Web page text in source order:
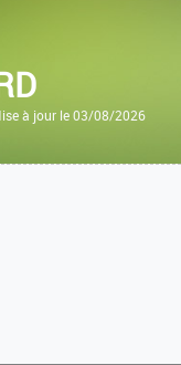
à jour le 03/08/2026